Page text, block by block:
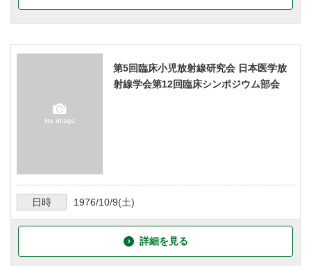
第5回臨床小児放射線研究会 日本医学放
射線学会第12回臨床シンポジウム部会
日時 1976/10/9(土)
詳細を見る